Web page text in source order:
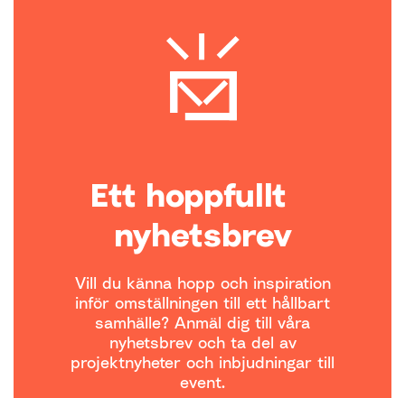
Ett hoppfullt
nyhetsbrev
Vill du känna hopp och inspiration
inför omställningen till ett hållbart
samhälle? Anmäl dig till våra
nyhetsbrev och ta del av
projektnyheter och inbjudningar till
event.